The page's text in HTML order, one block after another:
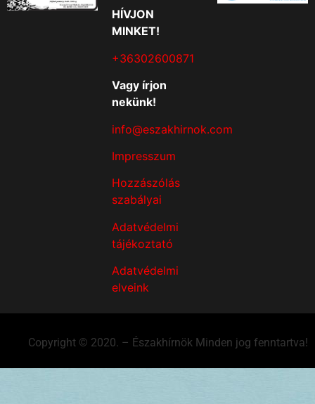
HÍVJON
MINKET!
+36302600871
Vagy írjon
nekünk!
info@eszakhirnok.com
Impresszum
Hozzászólás
szabályai
Adatvédelmi
tájékoztató
Adatvédelmi
elveink
Copyright © 2020. – Északhírnök Minden jog fenntartva!